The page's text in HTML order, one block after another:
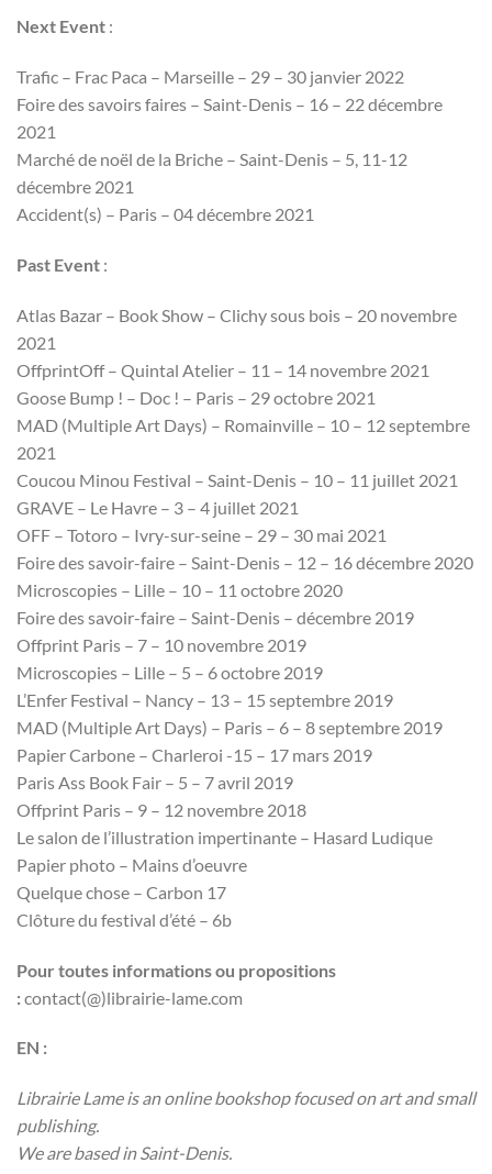
Next Event :
Trafic – Frac Paca – Marseille – 29 – 30 janvier 2022
Foire des savoirs faires – Saint-Denis – 16 – 22 décembre
2021
Marché de noël de la Briche – Saint-Denis – 5, 11-12
décembre 2021
Accident(s) – Paris – 04 décembre 2021
Past Event :
Atlas Bazar – Book Show – Clichy sous bois – 20 novembre
2021
OffprintOff – Quintal Atelier – 11 – 14 novembre 2021
Goose Bump ! – Doc ! – Paris – 29 octobre 2021
MAD (Multiple Art Days) – Romainville – 10 – 12 septembre
2021
Coucou Minou Festival – Saint-Denis – 10 – 11 juillet 2021
GRAVE – Le Havre – 3 – 4 juillet 2021
OFF – Totoro – Ivry-sur-seine – 29 – 30 mai 2021
Foire des savoir-faire – Saint-Denis – 12 – 16 décembre 2020
Microscopies – Lille – 10 – 11 octobre 2020
Foire des savoir-faire – Saint-Denis – décembre 2019
Offprint Paris – 7 – 10 novembre 2019
Microscopies – Lille – 5 – 6 octobre 2019
L’Enfer Festival – Nancy – 13 – 15 septembre 2019
MAD (Multiple Art Days) – Paris – 6 – 8 septembre 2019
Papier Carbone – Charleroi -15 – 17 mars 2019
Paris Ass Book Fair – 5 – 7 avril 2019
Offprint Paris – 9 – 12 novembre 2018
Le salon de l’illustration impertinante – Hasard Ludique
Papier photo – Mains d’oeuvre
Quelque chose – Carbon 17
Clôture du festival d’été – 6b
Pour toutes informations ou propositions
:contact(@)librairie-lame.com
EN :
Librairie Lame is an online bookshop focused on art and small
publishing.
We are based in Saint-Denis.